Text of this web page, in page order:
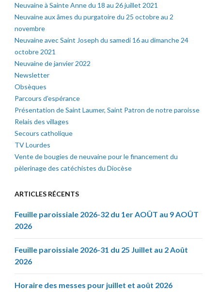
Neuvaine à Sainte Anne du 18 au 26 juillet 2021
Neuvaine aux âmes du purgatoire du 25 octobre au 2
novembre
Neuvaine avec Saint Joseph du samedi 16 au dimanche 24
octobre 2021
Neuvaine de janvier 2022
Newsletter
Obsèques
Parcours d’espérance
Présentation de Saint Laumer, Saint Patron de notre paroisse
Relais des villages
Secours catholique
TV Lourdes
Vente de bougies de neuvaine pour le financement du
pèlerinage des catéchistes du Diocèse
ARTICLES RÉCENTS
Feuille paroissiale 2026-32 du 1er AOÛT au 9 AOÛT
2026
Feuille paroissiale 2026-31 du 25 Juillet au 2 Août
2026
Horaire des messes pour juillet et août 2026